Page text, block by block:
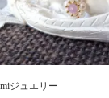
ジュエリー